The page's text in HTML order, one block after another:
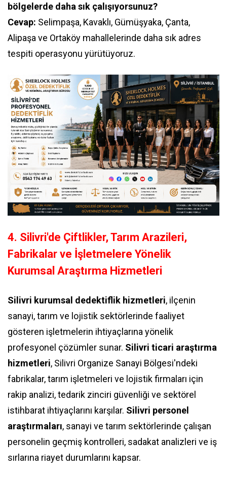
bölgelerde daha sık çalışıyorsunuz?
Cevap: Selimpaşa, Kavaklı, Gümüşyaka, Çanta,
Alipaşa ve Ortaköy mahallelerinde daha sık adres
tespiti operasyonu yürütüyoruz.
4. Silivri'de Çiftlikler, Tarım Arazileri,
Fabrikalar ve İşletmelere Yönelik
Kurumsal Araştırma Hizmetleri
Silivri kurumsal dedektiflik hizmetleri, ilçenin
sanayi, tarım ve lojistik sektörlerinde faaliyet
gösteren işletmelerin ihtiyaçlarına yönelik
profesyonel çözümler sunar. Silivri ticari araştırma
hizmetleri, Silivri Organize Sanayi Bölgesi'ndeki
fabrikalar, tarım işletmeleri ve lojistik firmaları için
rakip analizi, tedarik zinciri güvenliği ve sektörel
istihbarat ihtiyaçlarını karşılar. Silivri personel
araştırmaları, sanayi ve tarım sektörlerinde çalışan
personelin geçmiş kontrolleri, sadakat analizleri ve iş
sırlarına riayet durumlarını kapsar.